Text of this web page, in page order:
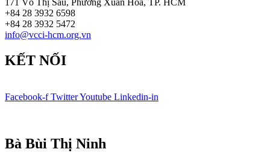
+84 28 3932 6598
+84 28 3932 5472
info@vcci-hcm.org.vn
KẾT NỐI
Facebook-f TwitterYoutube Linkedin-in
Bà Bùi Thị Ninh